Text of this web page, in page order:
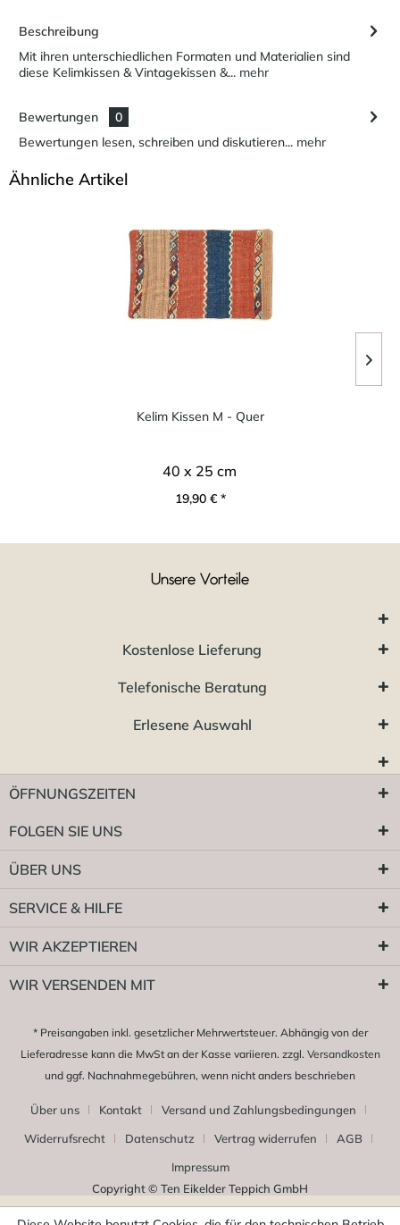
Beschreibung
Mit ihren unterschiedlichen Formaten und Materialien sind
diese Kelimkissen & Vintagekissen &... mehr
Bewertungen
0
Bewertungen lesen, schreiben und diskutieren... mehr
Ähnliche Artikel
Kelim Kissen M - Quer
40 x 25 cm
19,90 € *
Unsere Vorteile
Kostenlose Lieferung
Telefonische Beratung
Erlesene Auswahl
ÖFFNUNGSZEITEN
FOLGEN SIE UNS
ÜBER UNS
SERVICE & HILFE
WIR AKZEPTIEREN
WIR VERSENDEN MIT
* Preisangaben inkl. gesetzlicher Mehrwertsteuer. Abhängig von der
Lieferadresse kann die MwSt an der Kasse variieren. zzgl. Versandkosten
und ggf. Nachnahmegebühren, wenn nicht anders beschrieben
Über uns Kontakt
Versand und Zahlungsbedingungen
Widerrufsrecht
Datenschutz Vertrag widerrufen
AGB
Impressum
Copyright © Ten Eikelder Teppich GmbH